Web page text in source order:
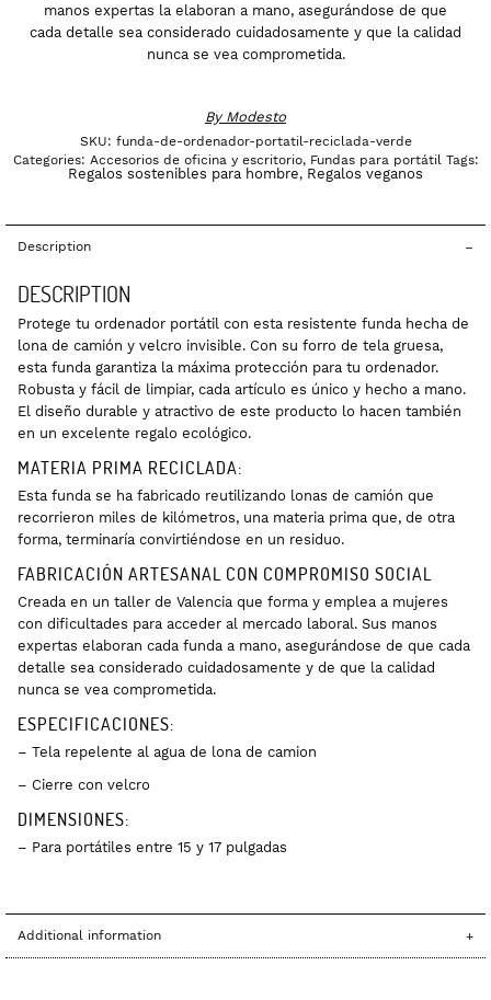
manos expertas la elaboran a mano, asegurándose de que
cada detalle sea considerado cuidadosamente y que la calidad
nunca se vea comprometida.
By Modesto
SKU: funda-de-ordenador-portatil-reciclada-verde
Categories: Accesorios de oficina y escritorio, Fundas para portátil Tags:
Regalos sostenibles para hombre, Regalos veganos
Description
DESCRIPTION
Protege tu ordenador portátil con esta resistente funda hecha de
lona de camión y velcro invisible. Con su forro de tela gruesa,
esta funda garantiza la máxima protección para tu ordenador.
Robusta y fácil de limpiar, cada artículo es único y hecho a mano.
El diseño durable y atractivo de este producto lo hacen también
en un excelente regalo ecológico.
MATERIA PRIMA RECICLADA:
Esta funda se ha fabricado reutilizando lonas de camión que
recorrieron miles de kilómetros, una materia prima que, de otra
forma, terminaría convirtiéndose en un residuo.
FABRICACIÓN ARTESANAL CON COMPROMISO SOCIAL
Creada en un taller de Valencia que forma y emplea a mujeres
con dificultades para acceder al mercado laboral. Sus manos
expertas elaboran cada funda a mano, asegurándose de que cada
detalle sea considerado cuidadosamente y de que la calidad
nunca se vea comprometida.
ESPECIFICACIONES:
– Tela repelente al agua de lona de camion
– Cierre con velcro
DIMENSIONES:
– Para portátiles entre 15 y 17 pulgadas
Additional information